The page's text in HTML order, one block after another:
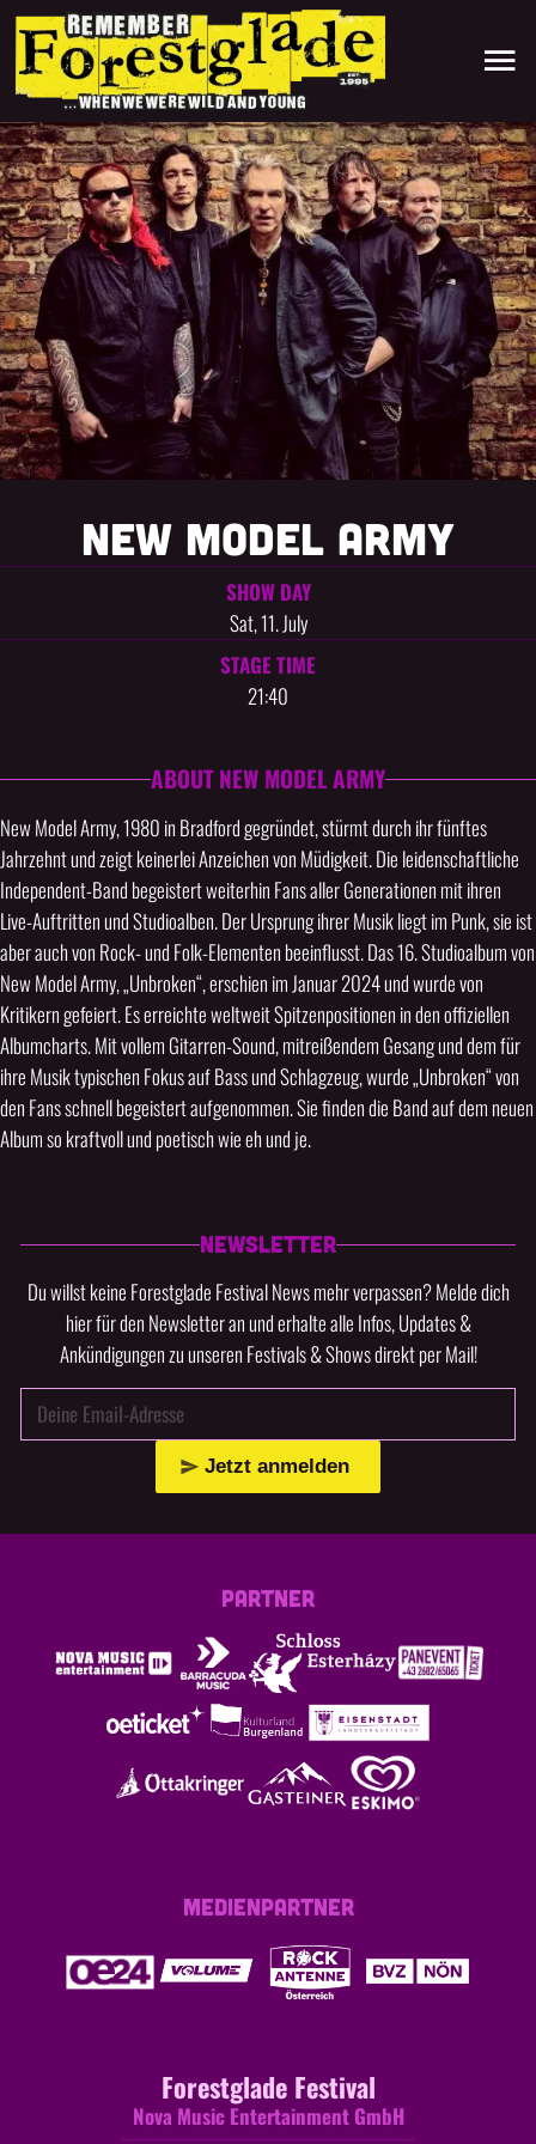
NEW MODEL ARMY
SHOW DAY
Sat, 11. July
STAGE TIME
21:40
ABOUT NEW MODEL ARMY
New Model Army, 1980 in Bradford gegründet, stürmt durch ihr fünftes
Jahrzehnt und zeigt keinerlei Anzeichen von Müdigkeit. Die leidenschaftliche
Independent-Band begeistert weiterhin Fans aller Generationen mit ihren
Live-Auftritten und Studioalben. Der Ursprung ihrer Musik liegt im Punk, sie ist
aber auch von Rock- und Folk-Elementen beeinflusst. Das 16. Studioalbum von
New Model Army, „Unbroken“, erschien im Januar 2024 und wurde von
Kritikern gefeiert. Es erreichte weltweit Spitzenpositionen in den offiziellen
Albumcharts. Mit vollem Gitarren-Sound, mitreißendem Gesang und dem für
ihre Musik typischen Fokus auf Bass und Schlagzeug, wurde „Unbroken“ von
den Fans schnell begeistert aufgenommen. Sie finden die Band auf dem neuen
Album so kraftvoll und poetisch wie eh und je.
NEWSLETTER
Du willst keine Forestglade Festival News mehr verpassen? Melde dich
hier für den Newsletter an und erhalte alle Infos, Updates &
Ankündigungen zu unseren Festivals & Shows direkt per Mail!
Jetzt anmelden
PARTNER
MEDIENPARTNER
Forestglade Festival
Nova Music Entertainment GmbH